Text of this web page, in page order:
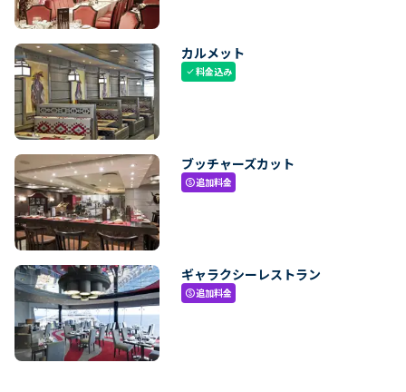
カルメット
check料金込み
ブッチャーズカット
paid追加料金
ギャラクシーレストラン
paid追加料金